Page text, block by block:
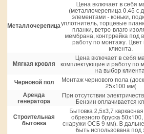
Металлочерепица
Цена включает в себя
(металлочерепица 0.45 с
элементами - коньки,
уплотнитель, торцевые
планки, ветро-влаго
мембрана, контррейка под
работу по монтажу.
клиента.
Мягкая кровля
Цена включает в себя
комплектующие и работу по
на выбор
Черновой пол Монтаж чернового пола
25х100 мм)
Аренда
генератора
При отсутствии
Бензин оплачивается
Строительная
бытовка
Бытовка 2,5х3,7
обрезного бруска
снаружи ОСБ 9 мм). В
быть использована под